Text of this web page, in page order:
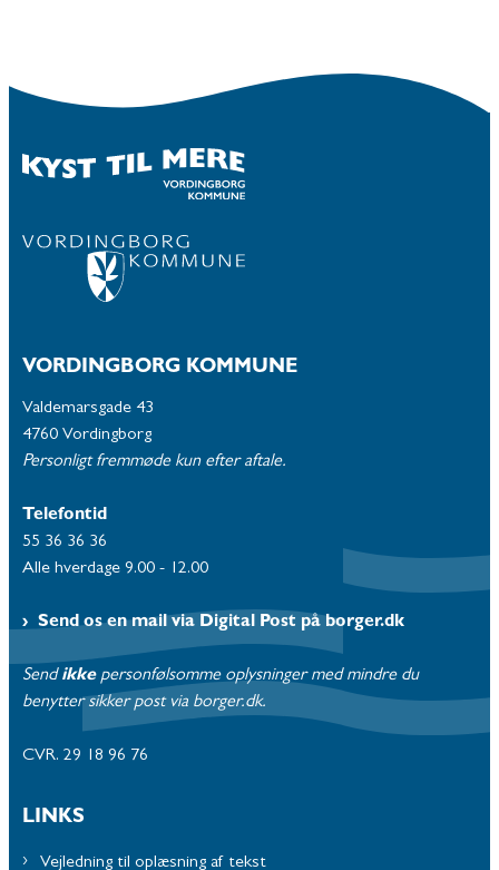
VORDINGBORG KOMMUNE
Valdemarsgade 43
4760 Vordingborg
Personligt fremmøde kun efter aftale.
Telefontid
55 36 36 36
Alle hverdage 9.00 - 12.00
Send os en mail via Digital Post på borger.dk
Send ikke personfølsomme oplysninger med mindre du
benytter sikker post via borger.dk.
CVR. 29 18 96 76
LINKS
Vejledning til oplæsning af tekst